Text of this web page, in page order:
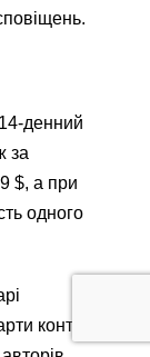
денний
за
$, а при
одного
контенту